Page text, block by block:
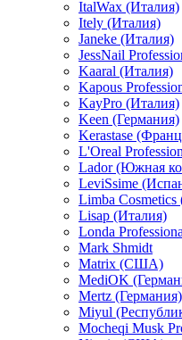
ItalWax (Италия)
Itely (Италия)
Janeke (Италия)
JessNail
Kaaral (Италия)
Kapous
KayPro (Италия)
Keen (Германия)
Kerastase
L'Oreal
Lador (Южная
LeviSsime
Limba Cosmetics
Lisap (Италия)
Londa
Mark Shmidt
Matrix (США)
MediOK
Mertz (Германия)
Miyul
Mocheqi Musk